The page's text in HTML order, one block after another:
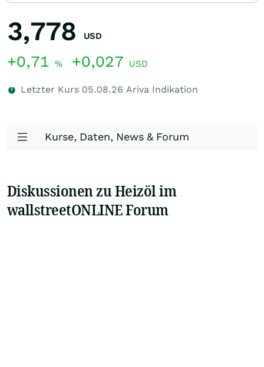
3,778 USD
+0,71 % +0,027 USD
Letzter Kurs 05.08.26 Ariva Indikation
Kurse, Daten, News & Forum
Diskussionen zu Heizöl im
wallstreetONLINE Forum